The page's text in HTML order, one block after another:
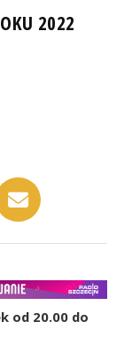
2022
od 20.00 do